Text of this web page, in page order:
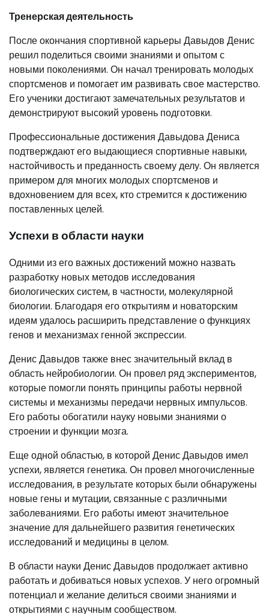
Тренерская деятельность
После окончания спортивной карьеры Давыдов Денис
решил поделиться своими знаниями и опытом с
новыми поколениями. Он начал тренировать молодых
спортсменов и помогает им развивать свое мастерство.
Его ученики достигают замечательных результатов и
демонстрируют высокий уровень подготовки.
Профессиональные достижения Давыдова Дениса
подтверждают его выдающиеся спортивные навыки,
настойчивость и преданность своему делу. Он является
примером для многих молодых спортсменов и
вдохновением для всех, кто стремится к достижению
поставленных целей.
Успехи в области науки
Одними из его важных достижений можно назвать
разработку новых методов исследования
биологических систем, в частности, молекулярной
биологии. Благодаря его открытиям и новаторским
идеям удалось расширить представление о функциях
генов и механизмах генной экспрессии.
Денис Давыдов также внес значительный вклад в
область нейробиологии. Он провел ряд экспериментов,
которые помогли понять принципы работы нервной
системы и механизмы передачи нервных импульсов.
Его работы обогатили науку новыми знаниями о
строении и функции мозга.
Еще одной областью, в которой Денис Давыдов имел
успехи, является генетика. Он провел многочисленные
исследования, в результате которых были обнаружены
новые гены и мутации, связанные с различными
заболеваниями. Его работы имеют значительное
значение для дальнейшего развития генетических
исследований и медицины в целом.
В области науки Денис Давыдов продолжает активно
работать и добиваться новых успехов. У него огромный
потенциал и желание делиться своими знаниями и
открытиями с научным сообществом.